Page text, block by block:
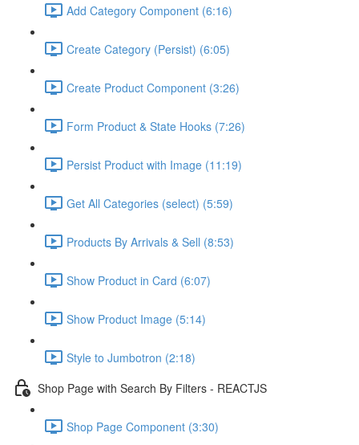
Add Category Component (6:16)
Create Category (Persist) (6:05)
Create Product Component (3:26)
Form Product & State Hooks (7:26)
Persist Product with Image (11:19)
Get All Categories (select) (5:59)
Products By Arrivals & Sell (8:53)
Show Product in Card (6:07)
Show Product Image (5:14)
Style to Jumbotron (2:18)
Shop Page with Search By Filters - REACTJS
Shop Page Component (3:30)